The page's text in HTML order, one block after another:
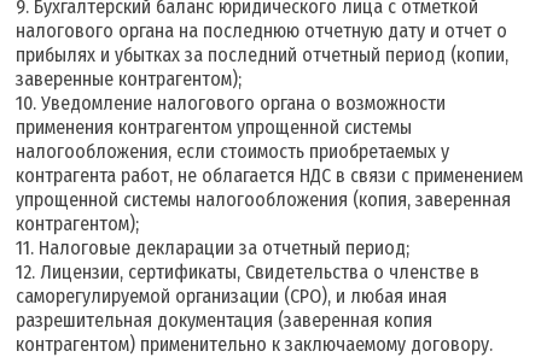
9. Бухгалтерский баланс юридического лица с отметкой
налогового органа на последнюю отчетную дату и отчет о
прибылях и убытках за последний отчетный период (копии,
заверенные контрагентом);
10. Уведомление налогового органа о возможности
применения контрагентом упрощенной системы
налогообложения, если стоимость приобретаемых у
контрагента работ, не облагается НДС в связи с применением
упрощенной системы налогообложения (копия, заверенная
контрагентом);
11. Налоговые декларации за отчетный период;
12. Лицензии, сертификаты, Свидетельства о членстве в
саморегулируемой организации (СРО), и любая иная
разрешительная документация (заверенная копия
контрагентом) применительно к заключаемому договору.